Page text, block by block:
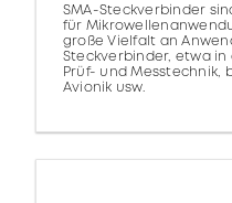
SMA-Steckverbinder
für
große Vielfalt an
Steckverbinder, etwa in
Prüf- und Messtechnik,
Avionik usw.